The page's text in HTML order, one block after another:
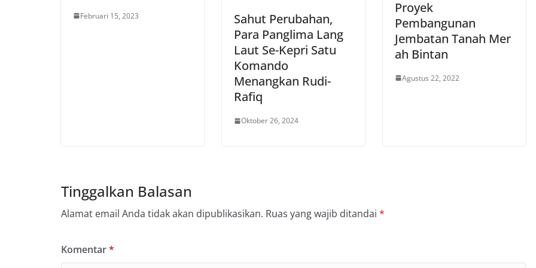
Februari 15, 2023
Sahut Perubahan,
Para Panglima Lang
Laut Se-Kepri Satu
Komando
Menangkan Rudi-
Rafiq
Oktober 26, 2024
Proyek
Pembangunan
Jembatan Tanah Mer
ah Bintan
Agustus 22, 2022
Tinggalkan Balasan
Alamat email Anda tidak akan dipublikasikan. Ruas yang wajib ditandai *
Komentar*